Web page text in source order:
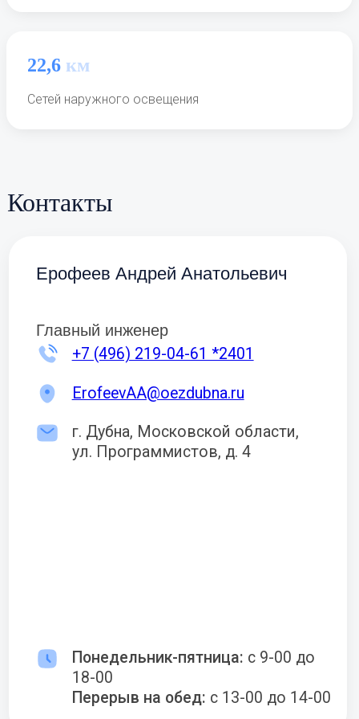
22,6 км
Сетей наружного освещения
Контакты